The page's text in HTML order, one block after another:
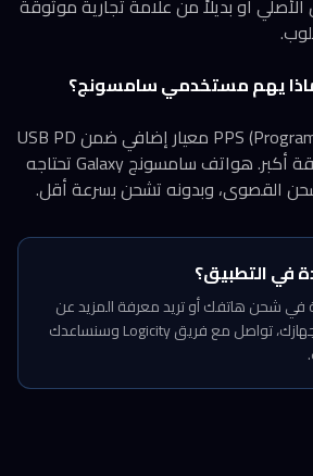
أو بديلاً من علامة تجارية موثوقة
PPS (Programmable Power Supply) معيار إضافي ضمن USB PD
يسمح بتعديل الجهد بدقة أكبر. هواتف سامسونج Galaxy تحتاجه
القصوى، وبدونه تشحن بسرعة أقل.
في التطبيق؟
في شحن هاتفك أو تريد معرفة المزيد عن
توافق الشواحن مع جهازك، تواصل مع فريق Logicity وسنساعدك